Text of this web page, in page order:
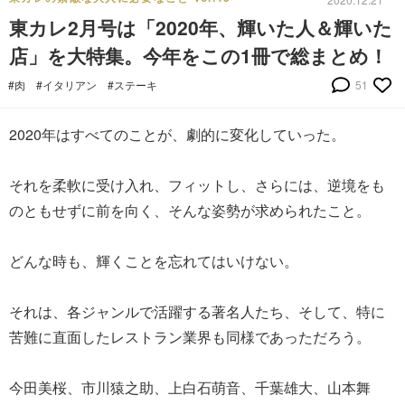
東カレ2月号は「2020年、輝いた人＆輝いた
店」を大特集。今年をこの1冊で総まとめ！
#肉 #イタリアン #ステーキ 51
2020年はすべてのことが、劇的に変化していった。
それを柔軟に受け入れ、フィットし、さらには、逆境をも
のともせずに前を向く、そんな姿勢が求められたこと。
どんな時も、輝くことを忘れてはいけない。
それは、各ジャンルで活躍する著名人たち、そして、特に
苦難に直面したレストラン業界も同様であっただろう。
今田美桜、市川猿之助、上白石萌音、千葉雄大、山本舞